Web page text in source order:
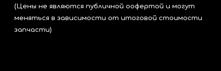
(Цены не являются публичной оофертой и могут
меняться в зависимости от итоговой стоимости
запчасти)